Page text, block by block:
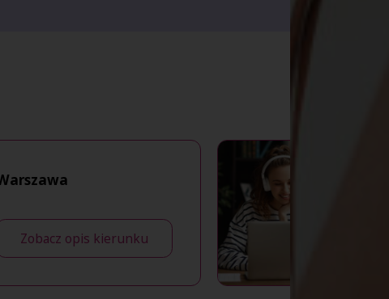
Zobacz opis kierunku